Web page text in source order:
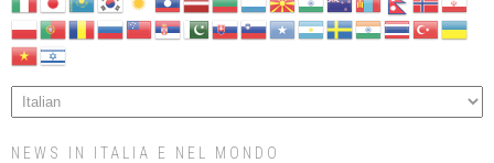
NEWS IN ITALIA E NEL MONDO